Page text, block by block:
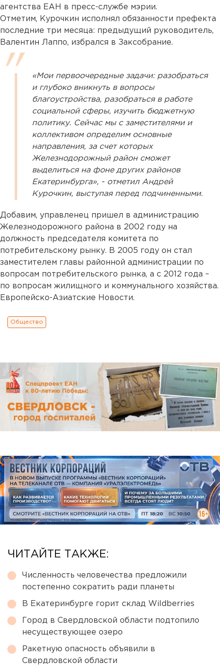
агентства ЕАН в пресс-службе мэрии.
Отметим, Курочкин исполнял обязанности префекта
последние три месяца: предыдущий руководитель,
Валентин Лаппо, избрался в Заксобрание.
«Мои первоочередные задачи: разобраться
и глубоко вникнуть в вопросы
благоустройства, разобраться в работе
социальной сферы, изучить бюджетную
политику. Сейчас мы с заместителями и
коллективом определим основные
направления, за счет которых
Железнодорожный район сможет
выделиться на фоне других районов
Екатеринбурга», - отметил Андрей
Курочкин, выступая перед подчиненными.
Добавим, управленец пришел в администрацию
Железнодорожного района в 2002 году на
должность председателя комитета по
потребительскому рынку. В 2005 году он стал
заместителем главы районной администрации по
вопросам потребительского рынка, а с 2012 года –
по вопросам жилищного и коммунального хозяйства.
Европейско-Азиатские Новости.
Общество
ЧИТАЙТЕ ТАКЖЕ:
Численность человечества предложили
постепенно сократить ради планеты
В Екатеринбурге горит склад Wildberries
Город в Свердловской области подтопило
несуществующее озеро
Ракетную опасность объявили в
Свердловской области